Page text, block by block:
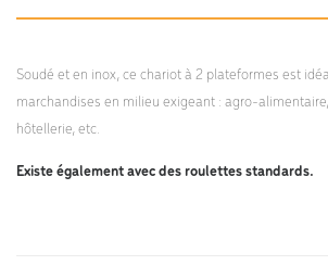
Soudé et en inox, ce chariot à 2 plateformes est
marchandises en milieu exigeant : agro-
hôtellerie, etc.
Existe également avec des roulettes standards.